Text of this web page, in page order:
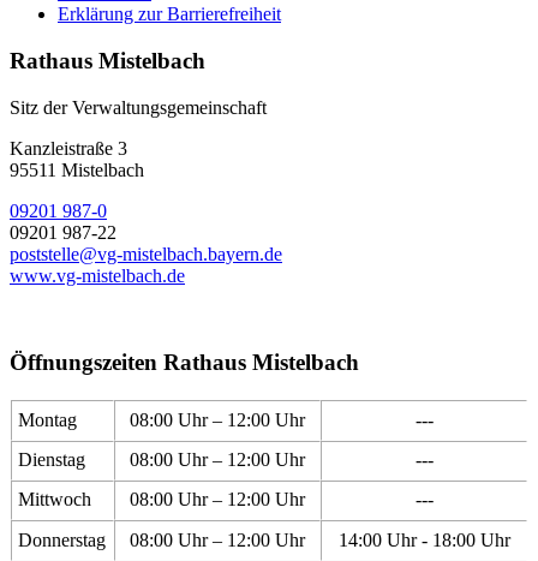
Erklärung zur Barrierefreiheit
Rathaus Mistelbach
Sitz der Verwaltungsgemeinschaft
Kanzleistraße 3
95511 Mistelbach
09201 987-0
09201 987-22
poststelle@vg-mistelbach.bayern.de
www.vg-mistelbach.de
Öffnungszeiten Rathaus Mistelbach
Montag 08:00 Uhr – 12:00 Uhr
---
Dienstag
08:00 Uhr – 12:00 Uhr
---
Mittwoch
08:00 Uhr – 12:00 Uhr
---
Donnerstag
08:00 Uhr – 12:00 Uhr
14:00 Uhr - 18:00 Uhr